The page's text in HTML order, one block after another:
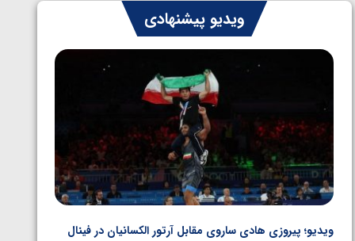
ویدیو پیشنهادی
ویدیو؛ پیروزی هادی ساروی مقابل آرتور الکسانیان در فینال